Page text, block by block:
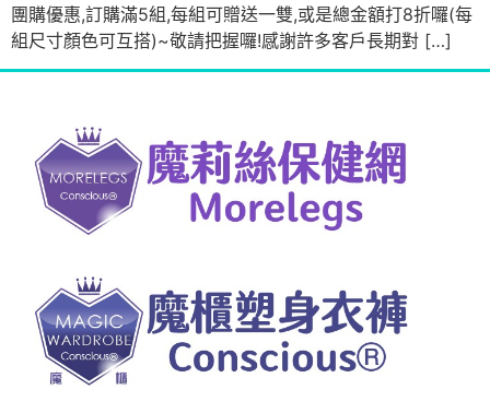
團購優惠,訂購滿5組,每組可贈送一雙,或是總金額打8折囉(每
組尺寸顏色可互搭)~敬請把握囉!感謝許多客戶長期對 […]